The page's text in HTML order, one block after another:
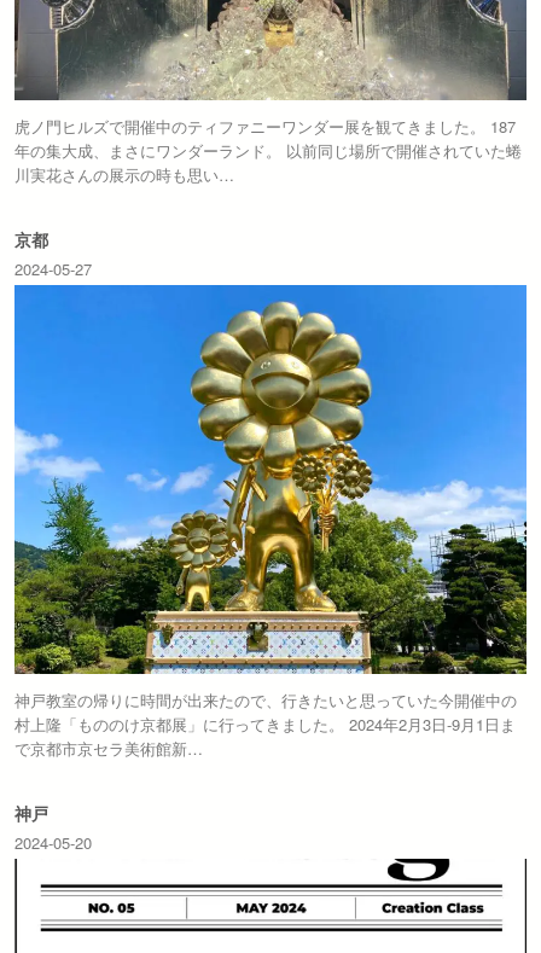
虎ノ門ヒルズで開催中のティファニーワンダー展を観てきました。 187
年の集大成、まさにワンダーランド。 以前同じ場所で開催されていた蜷
川実花さんの展示の時も思い…
京都
2024-05-27
神戸教室の帰りに時間が出来たので、行きたいと思っていた今開催中の
村上隆「もののけ京都展」に行ってきました。 2024年2月3日-9月1日ま
で京都市京セラ美術館新…
神戸
2024-05-20